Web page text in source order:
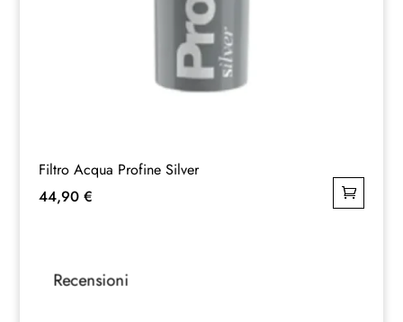
Filtro Acqua Profine Silver
44,90 €
Recensioni